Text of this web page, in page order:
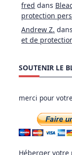
fred dans
protection
Andrew Z. dans
et de
SOUTENIR LE
merci pour
Héberger votre